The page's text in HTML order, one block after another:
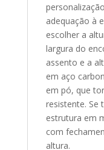
adequação à
escolher a
largura do
assento e a
em aço
em pó, que
resistente. Se
estrutura em
com
altura.